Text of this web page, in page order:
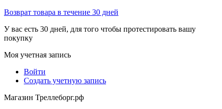
Возврат товара в течение 30 дней
У вас есть 30 дней, для того чтобы протестировать вашу
покупку
Моя учетная запись
Войти
Создать учетную запись
Магазин Треллеборг.рф